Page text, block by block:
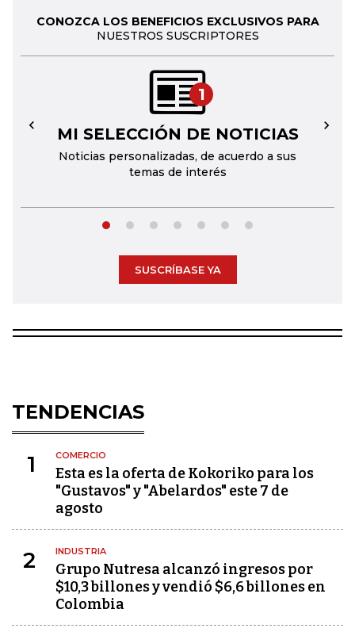
CONOZCA LOS BENEFICIOS EXCLUSIVOS PARA
NUESTROS SUSCRIPTORES
1
MI SELECCIÓN DE NOTICIAS
Noticias personalizadas, de acuerdo a sus
temas de interés
← →
SUSCRÍBASE YA
TENDENCIAS
1 COMERCIO
Esta es la oferta de Kokoriko para los
"Gustavos" y "Abelardos" este 7 de
agosto
2 INDUSTRIA
Grupo Nutresa alcanzó ingresos por
$10,3 billones y vendió $6,6 billones en
Colombia